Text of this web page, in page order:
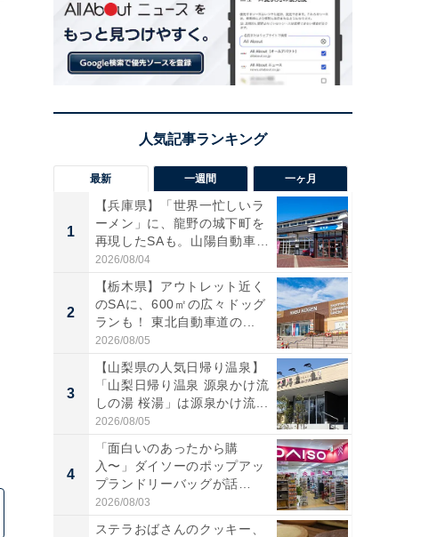
最新 一週間 一ヶ月
1
【兵庫県】「世界一忙しいラ
ーメン」に、龍野の城下町を
再現したSAも。山陽自動車
道...
2026/08/04
2
【栃木県】アウトレット近く
のSAに、600㎡の広々ドッグ
ランも！ 東北自動車道の...
2026/08/05
3
【山梨県の人気日帰り温泉】
「山梨日帰り温泉 源泉かけ流
しの湯 桜湯」は源泉かけ流...
2026/08/05
4
「面白いのあったから購
入〜」ダイソーのポップアッ
プランドリーバッグが話
題。“さま...
2026/08/03
ステラおばさんのクッキー、